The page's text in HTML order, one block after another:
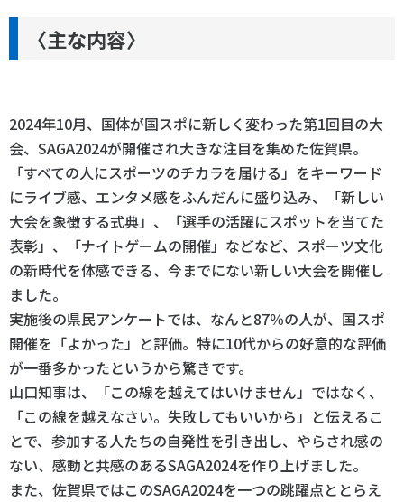
〈主な内容〉
2024年10月、国体が国スポに新しく変わった第1回目の大
会、SAGA2024が開催され大きな注目を集めた佐賀県。
「すべての人にスポーツのチカラを届ける」をキーワード
にライブ感、エンタメ感をふんだんに盛り込み、「新しい
大会を象徴する式典」、「選手の活躍にスポットを当てた
表彰」、「ナイトゲームの開催」などなど、スポーツ文化
の新時代を体感できる、今までにない新しい大会を開催し
ました。
実施後の県民アンケートでは、なんと87％の人が、国スポ
開催を「よかった」と評価。特に10代からの好意的な評価
が一番多かったというから驚きです。
山口知事は、「この線を越えてはいけません」ではなく、
「この線を越えなさい。失敗してもいいから」と伝えるこ
とで、参加する人たちの自発性を引き出し、やらされ感の
ない、感動と共感のあるSAGA2024を作り上げました。
また、佐賀県ではこのSAGA2024を一つの跳躍点ととらえ